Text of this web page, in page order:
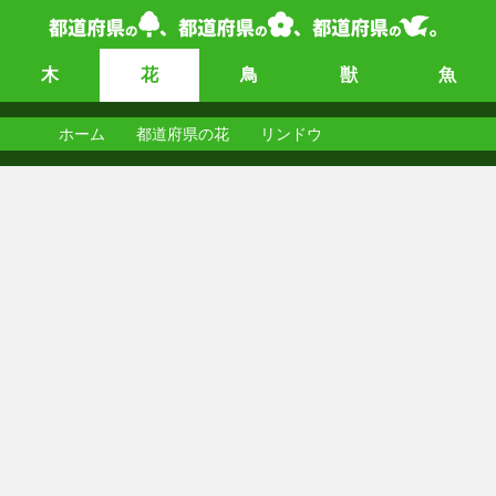
木 花 鳥 獣 魚
ホーム 都道府県の花 リンドウ